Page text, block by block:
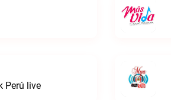
Perú live